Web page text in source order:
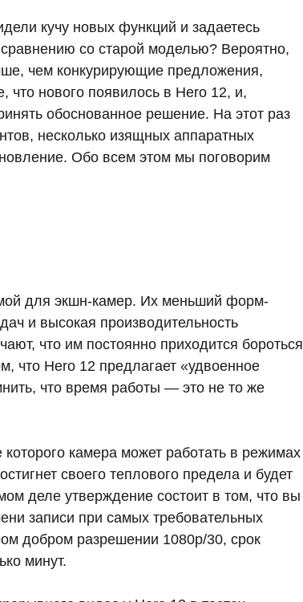
кучу новых функций и задаетесь
со старой моделью? Вероятно,
чем конкурирующие предложения,
что нового появилось в Hero 12, и,
обоснованное решение. На этот раз
несколько изящных аппаратных
Обо всем этом мы поговорим
для экшн-камер. Их меньший форм-
и высокая производительность
что им постоянно приходится бороться
что Hero 12 предлагает «удвоенное
что время работы — это не то же
камера может работать в режимах
своего теплового предела и будет
деле утверждение состоит в том, что вы
записи при самых требовательных
добром разрешении 1080p/30, срок
минут.